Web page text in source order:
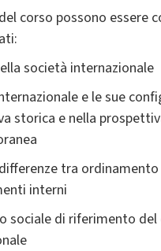
corso possono essere
società internazionale
e le sue
storica e nella
tra
interni
sociale di riferimento